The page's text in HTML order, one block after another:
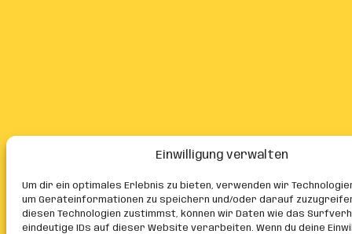
Einwilligung verwalten
Um dir ein optimales Erlebnis zu bieten, verwenden wir
um Geräteinformationen zu speichern und/oder darauf
diesen Technologien zustimmst, können wir Daten wie das
eindeutige IDs auf dieser Website verarbeiten. Wenn du deine